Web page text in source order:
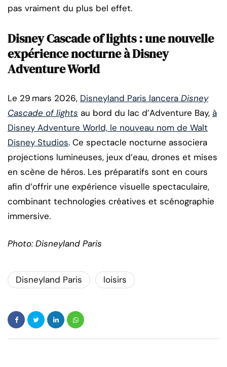
pas vraiment du plus bel effet.
Disney Cascade of lights : une nouvelle
expérience nocturne à Disney
Adventure World
Le 29 mars 2026, Disneyland Paris lancera Disney
Cascade of lights au bord du lac d’Adventure Bay, à
Disney Adventure World, le nouveau nom de Walt
Disney Studios. Ce spectacle nocturne associera
projections lumineuses, jeux d’eau, drones et mises
en scène de héros. Les préparatifs sont en cours
afin d’offrir une expérience visuelle spectaculaire,
combinant technologies créatives et scénographie
immersive.
Photo: Disneyland Paris
Disneyland Paris loisirs